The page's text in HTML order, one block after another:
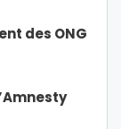
des ONG